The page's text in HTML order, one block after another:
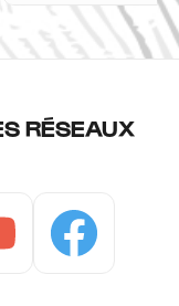
RÉSEAUX